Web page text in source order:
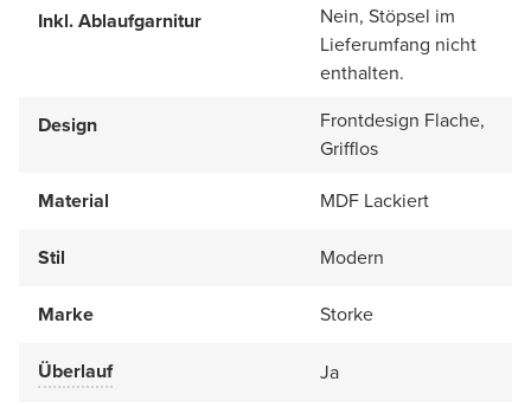
Inkl. Ablaufgarnitur
Nein, Stöpsel im
Lieferumfang nicht
enthalten.
Design
Frontdesign Flache,
Grifflos
Material
MDF Lackiert
Stil Modern
Marke Storke
Überlauf Ja